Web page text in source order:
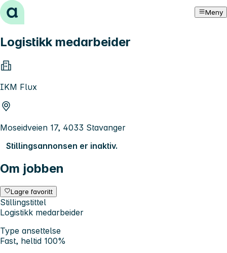
Hopp til innhold Meny
Logistikk medarbeider
IKM Flux
Moseidveien 17, 4033 Stavanger
Stillingsannonsen er inaktiv.
Om jobben
Lagre favoritt
Stillingstittel
Logistikk medarbeider
Type ansettelse
Fast, heltid 100%